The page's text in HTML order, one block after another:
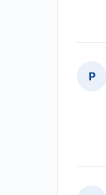
P